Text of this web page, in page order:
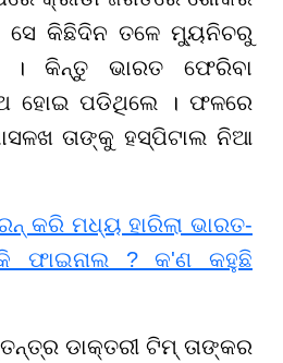
ସେ କିଛିଦିନ ତଳେ ମ୍ୟୁନିଚରୁ
। କିନ୍ତୁ ଭାରତ ଫେରିବା
ହୋଇ ପଡିଥିଲେ । ଫଳରେ
ତାଙ୍କୁ ହସ୍ପିଟାଲ ନିଆ
କରି ମଧ୍ୟ ହାରିଲା ଭାରତ-
ଫାଇନାଲ ? କ'ଣ କହୁଛି
ଡାକ୍ତରୀ ଟିମ୍ ତାଙ୍କର